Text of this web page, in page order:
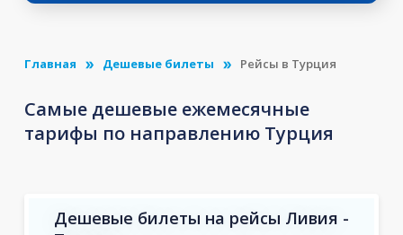
Главная Дешевые билеты Рейсы в Турция
Самые дешевые ежемесячные
тарифы по направлению Турция
Дешевые билеты на рейсы Ливия -